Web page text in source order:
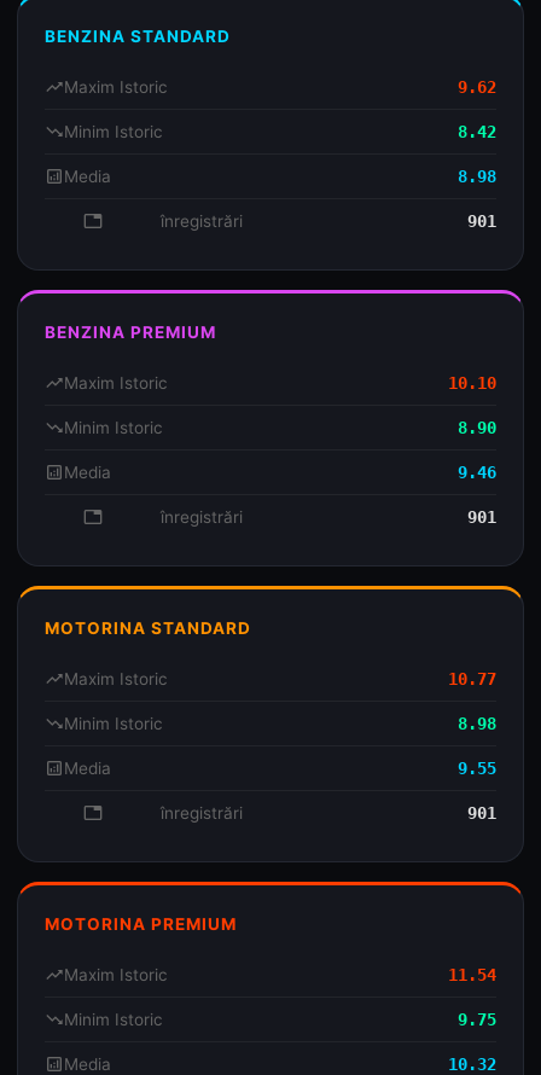
BENZINA STANDARD
trending_upMaxim Istoric 9.62
trending_downMinim Istoric 8.42
analyticsMedia 8.98
database înregistrări 901
BENZINA PREMIUM
trending_upMaxim Istoric 10.10
trending_downMinim Istoric 8.90
analyticsMedia 9.46
database înregistrări 901
MOTORINA STANDARD
trending_upMaxim Istoric 10.77
trending_downMinim Istoric 8.98
analyticsMedia 9.55
database înregistrări 901
MOTORINA PREMIUM
trending_upMaxim Istoric 11.54
trending_downMinim Istoric 9.75
analyticsMedia 10.32